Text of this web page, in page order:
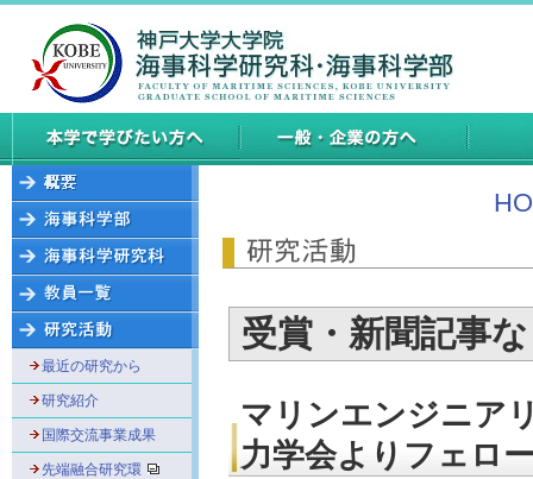
最近の研究から
研究紹介
国際交流事業成果
先端融合研究環
受賞・新聞記事
マリンエンジニア
力学会よりフェロ